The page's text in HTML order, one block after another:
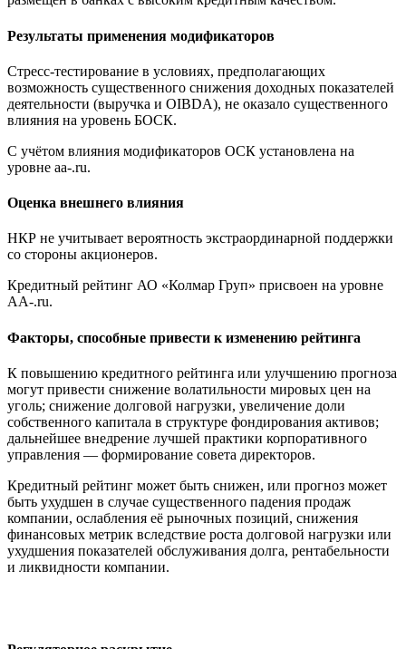
Результаты применения модификаторов
Стресс-тестирование в условиях, предполагающих
возможность существенного снижения доходных показателей
деятельности (выручка и OIBDA), не оказало существенного
влияния на уровень БОСК.
С учётом влияния модификаторов ОСК установлена на
уровне aa-.ru.
Оценка внешнего влияния
НКР не учитывает вероятность экстраординарной поддержки
со стороны акционеров.
Кредитный рейтинг АО «Колмар Груп» присвоен на уровне
AA-.ru.
Факторы, способные привести к изменению рейтинга
К повышению кредитного рейтинга или улучшению прогноза
могут привести снижение волатильности мировых цен на
уголь; снижение долговой нагрузки, увеличение доли
собственного капитала в структуре фондирования активов;
дальнейшее внедрение лучшей практики корпоративного
управления — формирование совета директоров.
Кредитный рейтинг может быть снижен, или прогноз может
быть ухудшен в случае существенного падения продаж
компании, ослабления её рыночных позиций, снижения
финансовых метрик вследствие роста долговой нагрузки или
ухудшения показателей обслуживания долга, рентабельности
и ликвидности компании.